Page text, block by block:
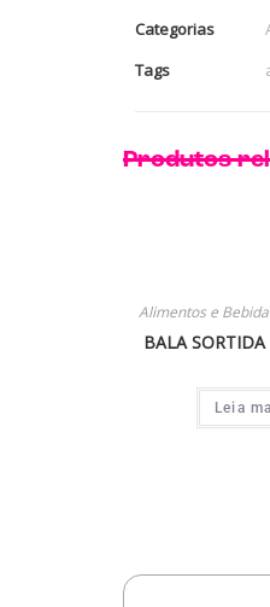
Categorias
Tags
Produtos
Alimentos e
BALA
Leia